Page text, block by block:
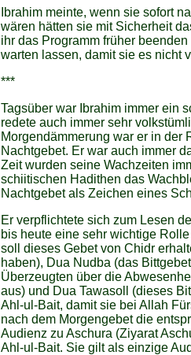
Ibrahim meinte, wenn sie sofort
wären hätten sie mit Sicherheit
ihr das Programm früher
warten lassen, damit sie es nicht
***
Tagsüber war Ibrahim immer ein
redete auch immer sehr
Morgendämmerung war er in der
Nachtgebet. Er war auch immer
Zeit wurden seine Wachzeiten
schiitischen Hadithen das
Nachtgebet als Zeichen eines
Er verpflichtete sich zum Lesen
bis heute eine sehr wichtige
soll dieses Gebet von Chidr
haben), Dua Nudba (das
Überzeugten über die
aus) und Dua Tawasoll (dieses
Ahl-ul-Bait, damit sie bei Allah
nach dem Morgengebet die
Audienz zu Aschura (Ziyarat
Ahl-ul-Bait. Sie gilt als einzige